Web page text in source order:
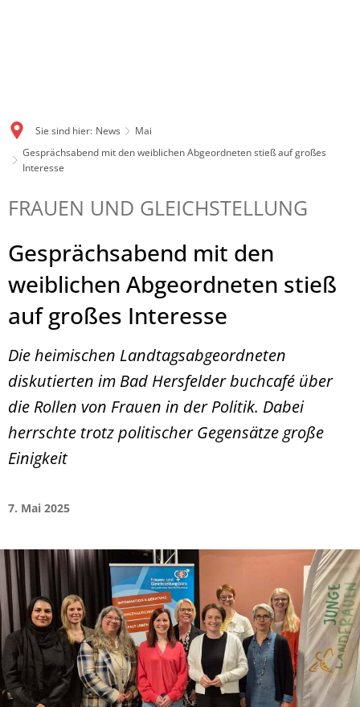
Sie sind hier: News
Mai
Gesprächsabend mit den weiblichen Abgeordneten stieß auf großes
Interesse
FRAUEN UND GLEICHSTELLUNG
Gesprächsabend mit den
weiblichen Abgeordneten stieß
auf großes Interesse
Die heimischen Landtagsabgeordneten
diskutierten im Bad Hersfelder buchcafé über
die Rollen von Frauen in der Politik. Dabei
herrschte trotz politischer Gegensätze große
Einigkeit
7. Mai 2025